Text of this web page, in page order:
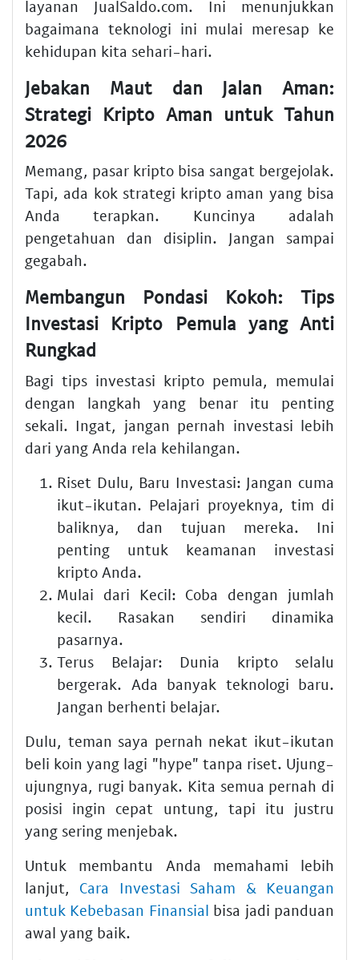
layanan JualSaldo.com. Ini menunjukkan
bagaimana teknologi ini mulai meresap ke
kehidupan kita sehari-hari.
Jebakan Maut dan Jalan Aman:
Strategi Kripto Aman untuk Tahun
2026
Memang, pasar kripto bisa sangat bergejolak.
Tapi, ada kok strategi kripto aman yang bisa
Anda terapkan. Kuncinya adalah
pengetahuan dan disiplin. Jangan sampai
gegabah.
Membangun Pondasi Kokoh: Tips
Investasi Kripto Pemula yang Anti
Rungkad
Bagi tips investasi kripto pemula, memulai
dengan langkah yang benar itu penting
sekali. Ingat, jangan pernah investasi lebih
dari yang Anda rela kehilangan.
Riset Dulu, Baru Investasi: Jangan cuma
ikut-ikutan. Pelajari proyeknya, tim di
baliknya, dan tujuan mereka. Ini
penting untuk keamanan investasi
kripto Anda.
Mulai dari Kecil: Coba dengan jumlah
kecil. Rasakan sendiri dinamika
pasarnya.
Terus Belajar: Dunia kripto selalu
bergerak. Ada banyak teknologi baru.
Jangan berhenti belajar.
Dulu, teman saya pernah nekat ikut-ikutan
beli koin yang lagi "hype" tanpa riset. Ujung-
ujungnya, rugi banyak. Kita semua pernah di
posisi ingin cepat untung, tapi itu justru
yang sering menjebak.
Untuk membantu Anda memahami lebih
lanjut, Cara Investasi Saham & Keuangan
untuk Kebebasan Finansial bisa jadi panduan
awal yang baik.